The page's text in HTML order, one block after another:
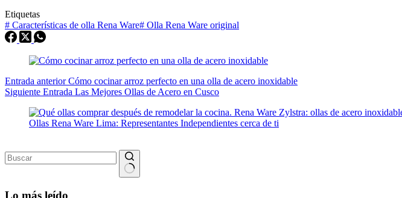
Etiquetas
# Características de olla Rena Ware# Olla Rena Ware original
Entrada anteriorCómo cocinar arroz perfecto en una olla de acero inoxidable
Siguiente Entrada Las Mejores Ollas de Acero en Cusco
resultados
Lo más leído